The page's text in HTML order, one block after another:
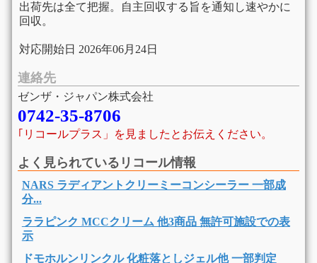
出荷先は全て把握。自主回収する旨を通知し速やかに
回収。
対応開始日 2026年06月24日
連絡先
ゼンザ・ジャパン株式会社
0742-35-8706
｢リコールプラス」を見ましたとお伝えください。
よく見られているリコール情報
NARS ラディアントクリーミーコンシーラー 一部成
分...
ララピンク MCCクリーム 他3商品 無許可施設での表
示
ドモホルンリンクル 化粧落としジェル他 一部判定